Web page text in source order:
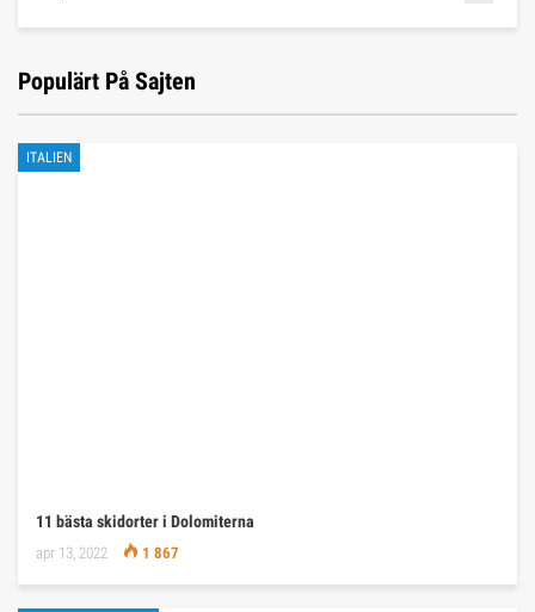
Populärt På Sajten
ITALIEN
11 bästa skidorter i Dolomiterna
apr 13, 2022 1 867